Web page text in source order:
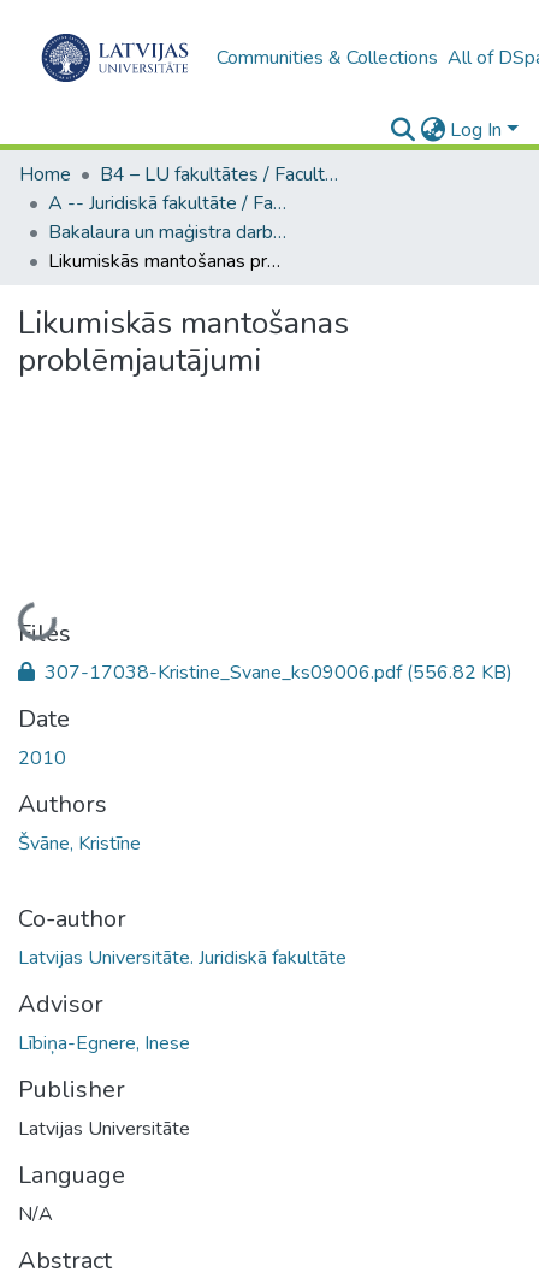
Communities & Collections All of
Log In
Home
B4 – LU fakultātes / Faculties of the UL
A -- Juridiskā fakultāte / Faculty of Law
Bakalaura un maģistra darbi (JF) / Bachelor's and Master's theses
Likumiskās mantošanas problēmjautājumi
Likumiskās mantošanas
problēmjautājumi
Loading...
Files
307-17038-Kristine_Svane_ks09006.pdf(556.82 KB)
Date
2010
Authors
Švāne, Kristīne
Co-author
Latvijas Universitāte. Juridiskā fakultāte
Advisor
Lībiņa-Egnere, Inese
Publisher
Latvijas Universitāte
Language
N/A
Abstract